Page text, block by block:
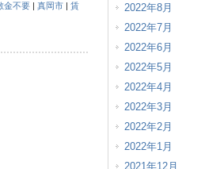
金不要 |真岡市 |賃
2022年8月
2022年7月
2022年6月
2022年5月
2022年4月
2022年3月
2022年2月
2022年1月
2021年12月